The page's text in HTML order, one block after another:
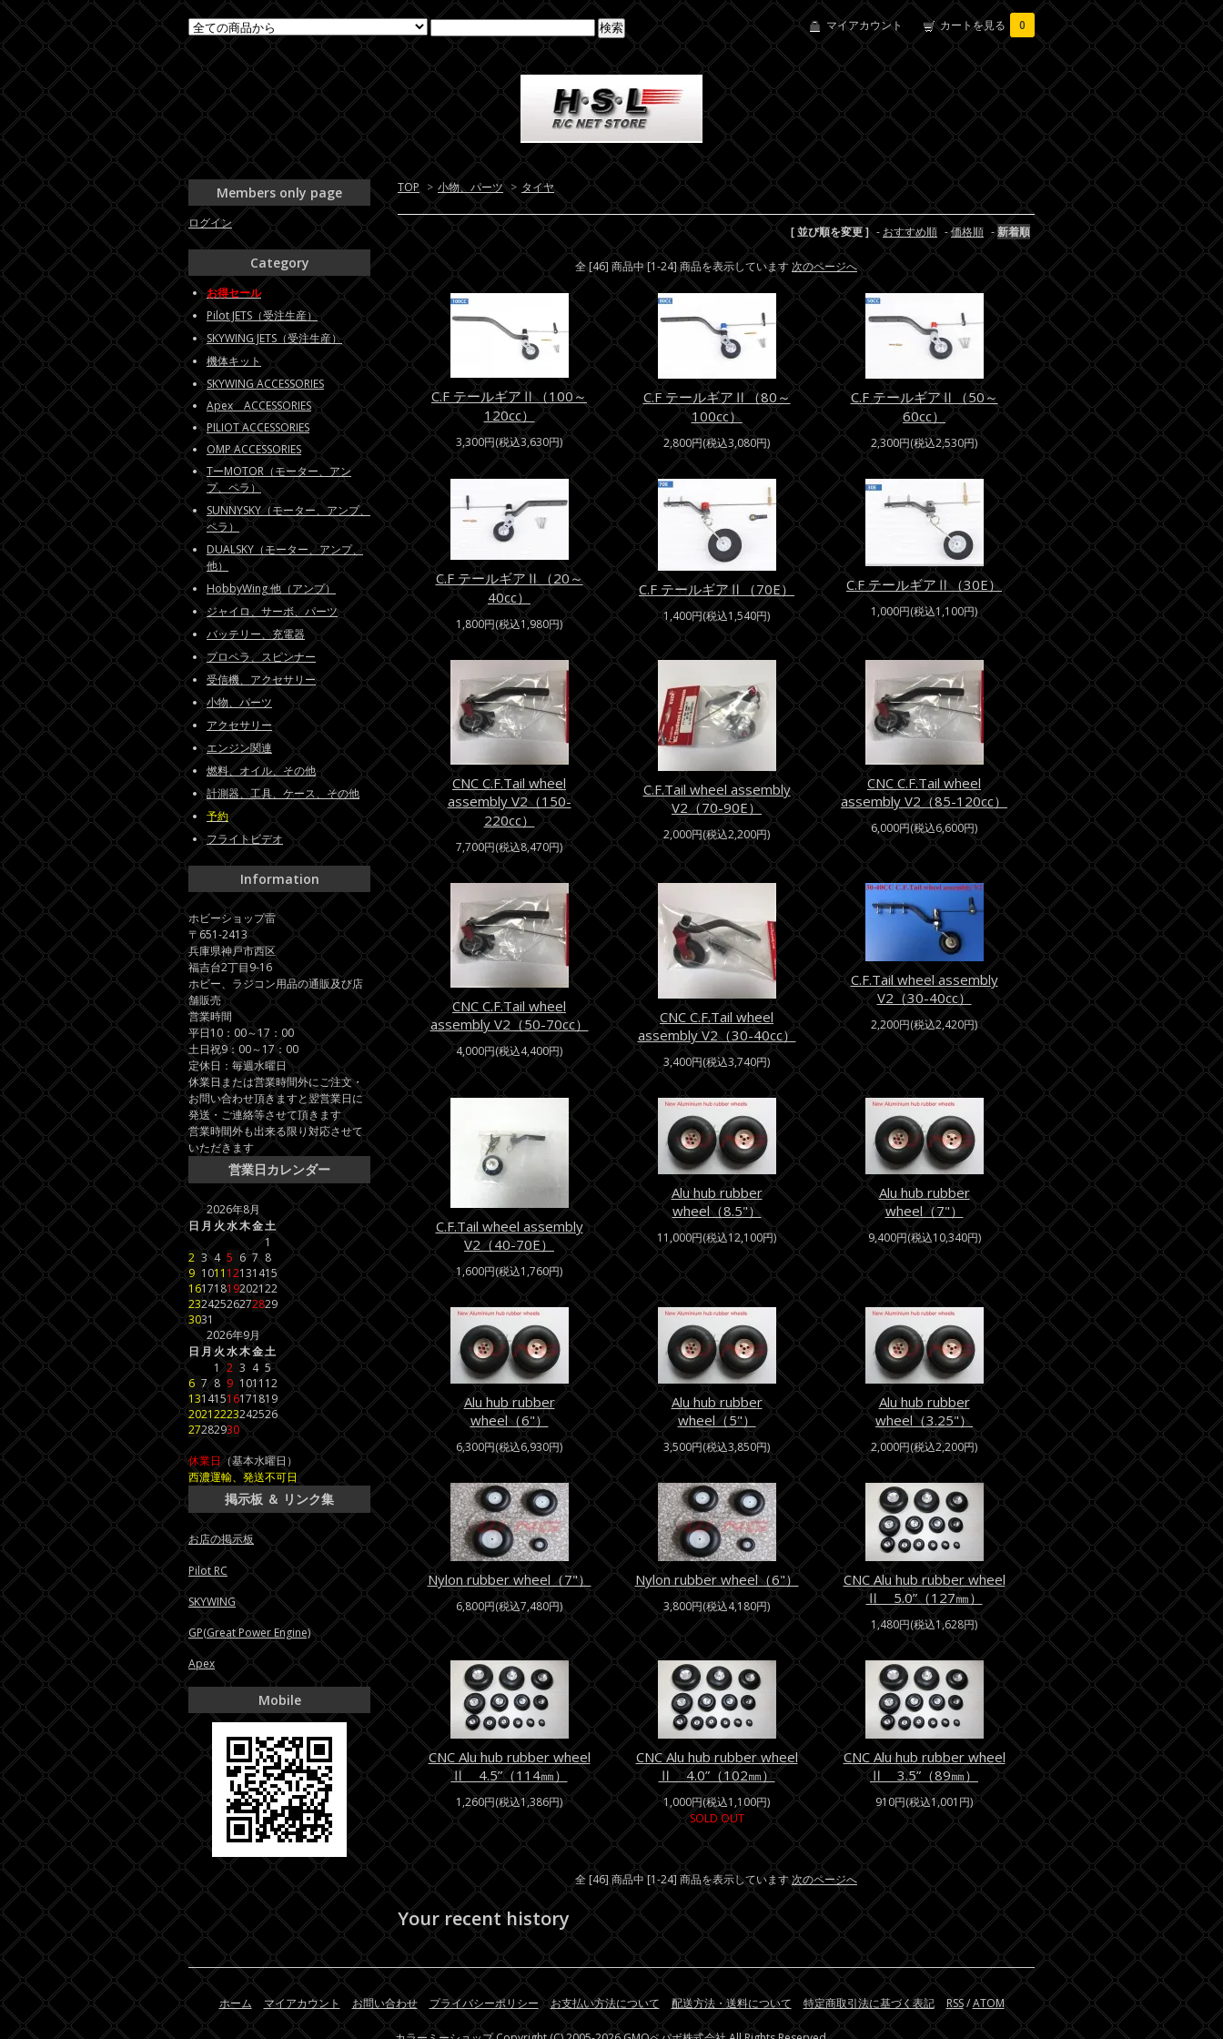
マイアカウント カートを見る 0
TOP > 小物、パーツ > タイヤ
[ 並び順を変更 ] - おすすめ順 -価格順 -新着順
全 [46] 商品中 [1-24] 商品を表示しています 次のページへ
C.F テールギアⅡ（100～
120cc）
3,300円(税込3,630円)
C.F テールギアⅡ（80～
100cc）
2,800円(税込3,080円)
C.F テールギアⅡ（50～
60cc）
2,300円(税込2,530円)
C.F テールギアⅡ（20～
40cc）
1,800円(税込1,980円)
C.F テールギアⅡ（70E）
1,400円(税込1,540円)
C.F テールギアⅡ（30E）
1,000円(税込1,100円)
CNC C.F.Tail wheel
assembly V2（150-
220cc）
7,700円(税込8,470円)
C.F.Tail wheel assembly
V2（70-90E）
2,000円(税込2,200円)
CNC C.F.Tail wheel
assembly V2（85-120cc）
6,000円(税込6,600円)
CNC C.F.Tail wheel
assembly V2（50-70cc）
4,000円(税込4,400円)
CNC C.F.Tail wheel
assembly V2（30-40cc）
3,400円(税込3,740円)
C.F.Tail wheel assembly
V2（30-40cc）
2,200円(税込2,420円)
C.F.Tail wheel assembly
V2（40-70E）
1,600円(税込1,760円)
Alu hub rubber
wheel（8.5"）
11,000円(税込12,100円)
Alu hub rubber
wheel（7"）
9,400円(税込10,340円)
Alu hub rubber
wheel（6"）
6,300円(税込6,930円)
Alu hub rubber
wheel（5"）
3,500円(税込3,850円)
Alu hub rubber
wheel（3.25"）
2,000円(税込2,200円)
Nylon rubber wheel（7"）
6,800円(税込7,480円)
Nylon rubber wheel（6"）
3,800円(税込4,180円)
CNC Alu hub rubber wheel
Ⅱ 5.0”（127㎜）
1,480円(税込1,628円)
CNC Alu hub rubber wheel
Ⅱ 4.5”（114㎜）
1,260円(税込1,386円)
CNC Alu hub rubber wheel
Ⅱ 4.0”（102㎜）
1,000円(税込1,100円)
SOLD OUT
CNC Alu hub rubber wheel
Ⅱ 3.5”（89㎜）
910円(税込1,001円)
全 [46] 商品中 [1-24] 商品を表示しています次のページへ
Your recent history
Members only page
ログイン
Category
お得セール
Pilot JETS（受注生産）
SKYWING JETS（受注生産）
機体キット
SKYWING ACCESSORIES
Apex ACCESSORIES
PILIOT ACCESSORIES
OMP ACCESSORIES
TーMOTOR（モーター、アン
プ、ペラ）
SUNNYSKY（モーター、アンプ、
ペラ）
DUALSKY（モーター、アンプ、
他）
HobbyWing 他（アンプ）
ジャイロ、サーボ、パーツ
バッテリー、充電器
プロペラ、スピンナー
受信機、アクセサリー
小物、パーツ
アクセサリー
エンジン関連
燃料、オイル、その他
計測器、工具、ケース、その他
予約
フライトビデオ
Information
ホビーショップ雷
〒651-2413
兵庫県神戸市西区
福吉台2丁目9-16
ホビー、ラジコン用品の通販及び店
舗販売
営業時間
平日10：00～17：00
土日祝9：00～17：00
定休日：毎週水曜日
休業日または営業時間外にご注文・
お問い合わせ頂きますと翌営業日に
発送・ご連絡等させて頂きます
営業時間外も出来る限り対応させて
いただきます
営業日カレンダー
2026年8月
日 月 火水木金土
1
2 3 4 5 6 7 8
9 1011 12131415
16171819202122
23242526272829
3031
2026年9月
日月火水木金土
1 2 3 4 5
6 7 8 9 101112
13141516171819
20212223242526
27282930
休業日（基本水曜日）
西濃運輸、発送不可日
掲示板 ＆ リンク集
お店の掲示板
Pilot RC
SKYWING
GP(Great Power Engine)
Apex
Mobile
ホーム マイアカウント お問い合わせ プライバシーポリシー お支払い方法について 配送方法・送料について 特定商取引法に基づく表記 RSS/ATOM